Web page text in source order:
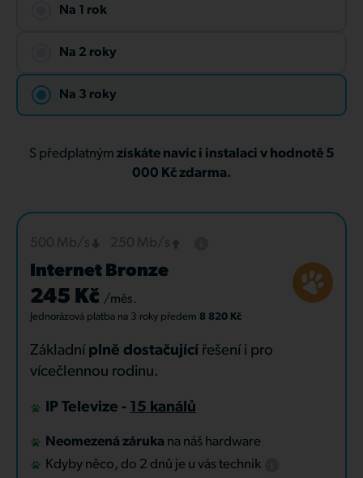
Na 1 rok
Na 2 roky
Na 3 roky
S předplatným získáte navíc i instalaci v hodnotě 5
000 Kč zdarma.
Internet Bronze
245 Kč /měs.
Jednorázová platba na 3 roky předem 8 820 Kč
Základní plně dostačující řešení i pro
vícečlennou rodinu.
IP Televize - 15 kanálů
Neomezená záruka na náš hardware
Kdyby něco, do 2 dnů je u vás technik